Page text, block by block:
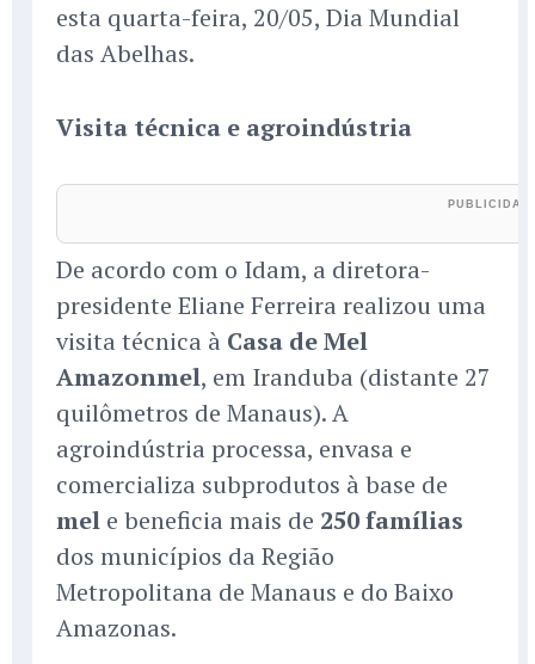
esta quarta-feira, 20/05, Dia Mundial
das Abelhas.
Visita técnica e agroindústria
De acordo com o Idam, a diretora-
presidente Eliane Ferreira realizou uma
visita técnica à Casa de Mel
Amazonmel, em Iranduba (distante 27
quilômetros de Manaus). A
agroindústria processa, envasa e
comercializa subprodutos à base de
mel e beneficia mais de 250 famílias
dos municípios da Região
Metropolitana de Manaus e do Baixo
Amazonas.